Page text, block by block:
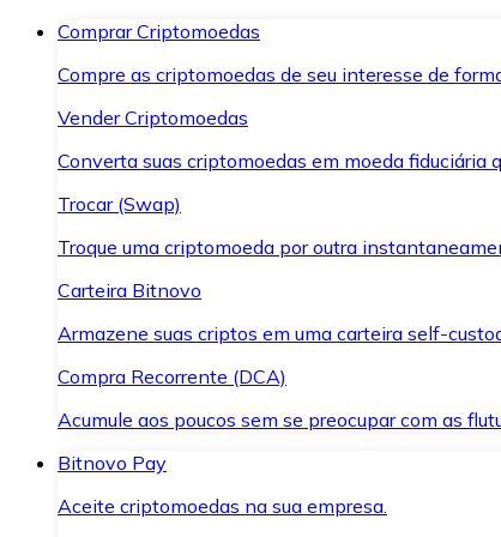
Comprar Criptomoedas
Compre as criptomoedas de seu interesse de
Vender Criptomoedas
Converta suas criptomoedas em moeda fiduciária
Trocar (Swap)
Troque uma criptomoeda por outra
Carteira Bitnovo
Armazene suas criptos em uma carteira self-
Compra Recorrente (DCA)
Acumule aos poucos sem se preocupar com as
Bitnovo Pay
Aceite criptomoedas na sua empresa.